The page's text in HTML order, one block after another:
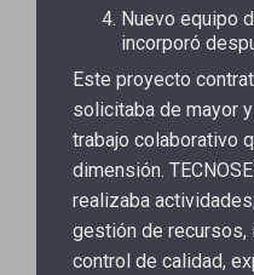
Nuevo equipo
incorporó
Este proyecto
solicitaba de mayor
trabajo colaborativo
dimensión.
realizaba
gestión de recursos,
control de calidad,